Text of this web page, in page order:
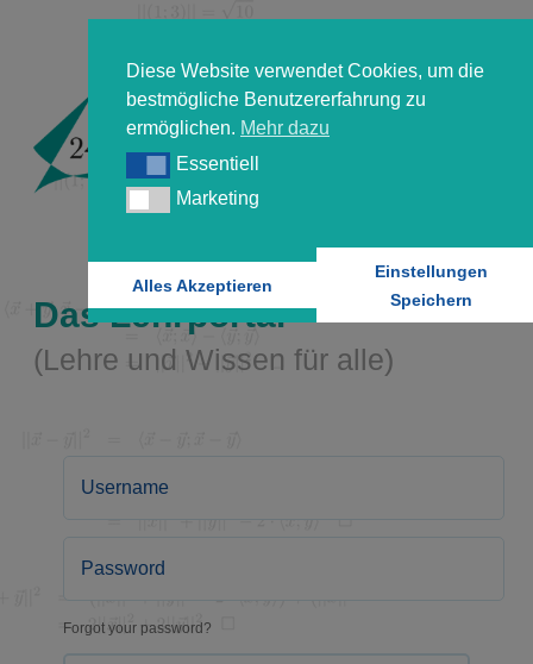
Diese Website verwendet Cookies, um die
bestmögliche Benutzererfahrung zu
ermöglichen. Mehr dazu
EssentiellEssentiell
MarketingMarketing
Alles Akzeptieren
Einstellungen
Speichern
Das Lehrportal
(Lehre und Wissen für alle)
Forgot your password?